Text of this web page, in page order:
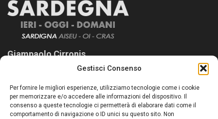
Gestisci Consenso
Per fornire le migliori esperienze, utilizziamo tecnologie come i cookie
per memorizzare e/o accedere alle informazioni del dispositivo. Il
consenso a queste tecnologie ci permetterà di elaborare dati come il
comportamento di navigazione o ID unici su questo sito. Non
Giampaolo Cirronis
Sardegna Ieri-Oggi-Domani nasce per informare “liberamente” i
lettori su quanto accade in Sardegna, con un occhio rivolto al
nostro passato e, soprattutto, al nostro futuro
Follow Us